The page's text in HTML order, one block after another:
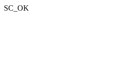
SC_OK